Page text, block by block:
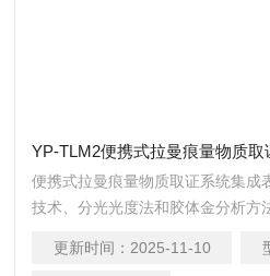
YP-TLM2便携式拉曼痕量物质取
便携式拉曼痕量物质取证系统集成
技术、分光光度法和胶体金分析方
计检测项目约600项。
更新时间： 2025-11-10